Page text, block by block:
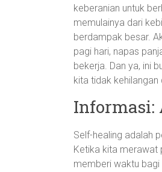
keberanian untuk
memulainya dari
berdampak besar.
pagi hari, napas
bekerja. Dan ya, ini
kita tidak kehilangan
Informasi:
Self-healing adalah
Ketika kita merawat
memberi waktu